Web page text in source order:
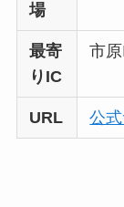
場
最寄
りIC
市
URL 公